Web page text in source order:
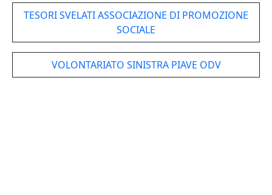
TESORI SVELATI ASSOCIAZIONE DI PROMOZIONE
SOCIALE
VOLONTARIATO SINISTRA PIAVE ODV